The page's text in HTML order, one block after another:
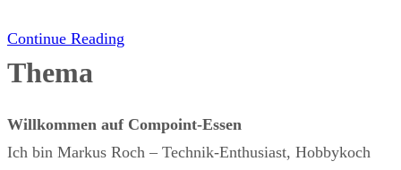
Continue Reading
Thema
Willkommen auf Compoint-Essen
Ich bin Markus Roch – Technik-Enthusiast, Hobbykoch